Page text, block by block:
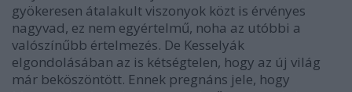
gyökeresen átalakult viszonyok közt is érvényes
nagyvad, ez nem egyértelmű, noha az utóbbi a
valószínűbb értelmezés. De Kesselyák
elgondolásában az is kétségtelen, hogy az új világ
már beköszöntött. Ennek pregnáns jele, hogy